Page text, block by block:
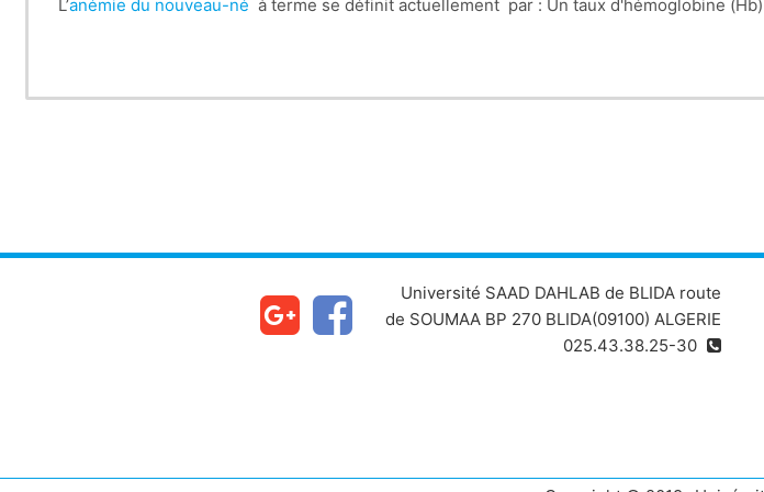
L’anémie du nouveau-né à terme se définit actuellement par : Un taux d'hémoglobine
Université SAAD DAHLAB de BLIDA route
de SOUMAA BP 270 BLIDA(09100) ALGERIE